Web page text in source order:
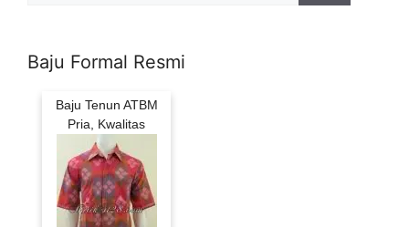
Baju Formal Resmi
Baju Tenun ATBM
Pria, Kwalitas